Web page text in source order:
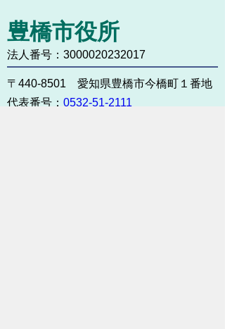
豊橋市役所
法人番号：3000020232017
〒440-8501 愛知県豊橋市今橋町１番地
代表番号： 0532-51-2111